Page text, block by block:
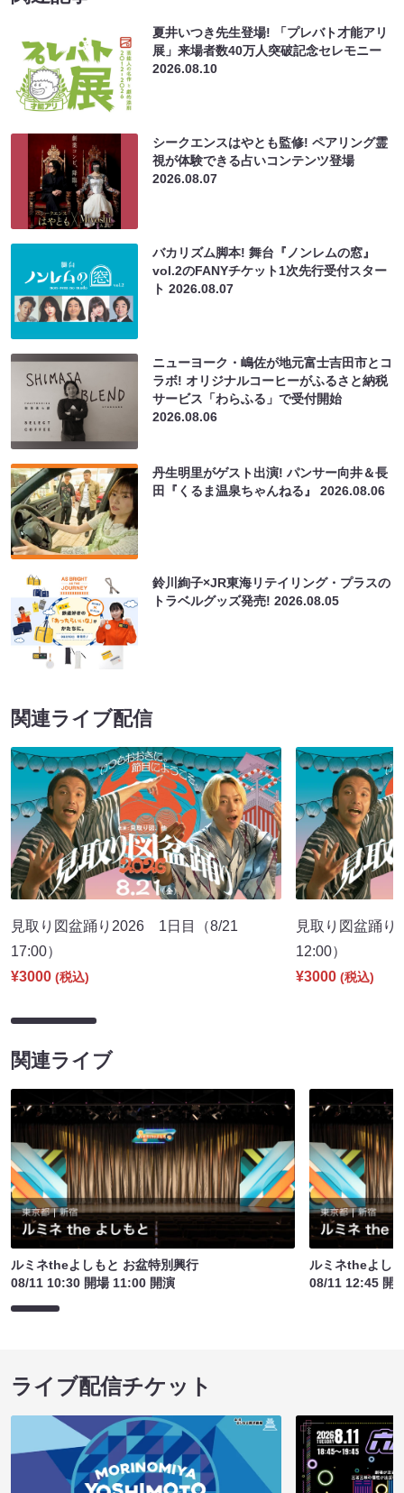
夏井いつき先生登場! 「プレバト才能アリ
展」来場者数40万人突破記念セレモニー
2026.08.10
シークエンスはやとも監修! ペアリング霊
視が体験できる占いコンテンツ登場
2026.08.07
バカリズム脚本! 舞台『ノンレムの窓』
vol.2のFANYチケット1次先行受付スター
ト2026.08.07
ニューヨーク・嶋佐が地元富士吉田市とコ
ラボ! オリジナルコーヒーがふるさと納税
サービス「わらふる」で受付開始
2026.08.06
丹生明里がゲスト出演! パンサー向井＆長
田『くるま温泉ちゃんねる』2026.08.06
鈴川絢子×JR東海リテイリング・プラスの
トラベルグッズ発売!2026.08.05
関連ライブ配信
見取り図盆踊り2026 1日目（8/21
17:00）
¥3000 (税込)
見取り図盆踊
12:00）
¥3000 (税込)
関連ライブ
ルミネtheよしもと お盆特別興行
08/11 10:30 開場 11:00 開演
ルミネtheよし
08/11 12:45 開
ライブ配信チケット